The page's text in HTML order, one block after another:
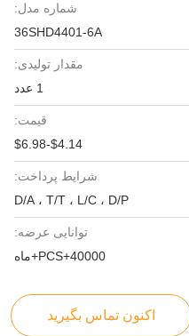
شماره مدل:
36SHD4401-6A
مقدار تولیدی:
قیمت:
$4.14-$6.98
شرایط پرداخت:
D/A ، T/T ، L/C ، D/P
توانایی عرضه:
40000+PCS+ماه
اکنون تماس بگیرید